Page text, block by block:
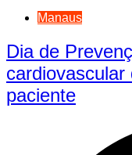
Manaus
Dia de
paciente